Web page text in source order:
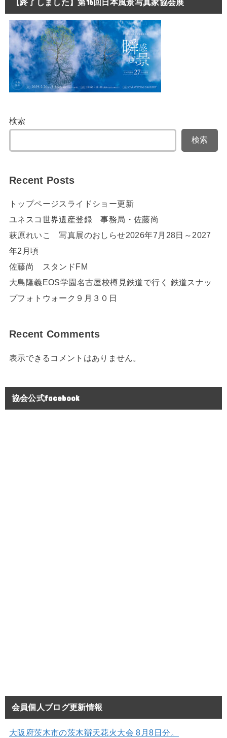
検索
検索
Recent Posts
トップページスライドショー更新
ユネスコ世界遺産登録 事務局・佐藤尚
萩原れいこ 写真展のおしらせ2026年7月28日～2027
年2月頃
佐藤尚 スタンドFM
大島隆義EOS学園名古屋校樽見鉄道で行く 鉄道スナッ
プフォトウォーク９月３０日
Recent Comments
表示できるコメントはありません。
協会公式facebook
会員個人ブログ更新情報
大阪府茨木市の茨木辯天花火大会 8月8日分。